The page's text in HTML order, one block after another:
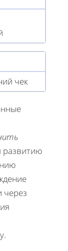
чек
развитию
через